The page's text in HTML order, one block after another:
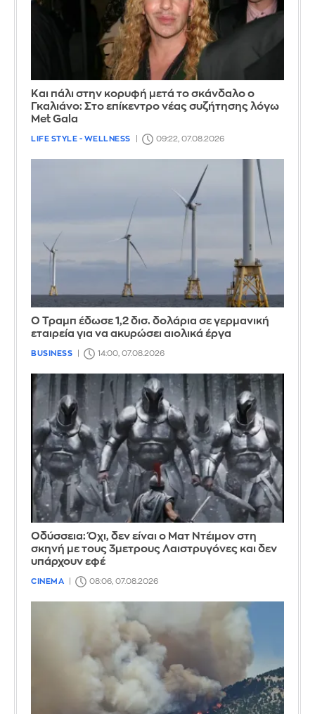
Και πάλι στην κορυφή μετά το σκάνδαλο ο
Γκαλιάνο: Στο επίκεντρο νέας συζήτησης λόγω
Met Gala
LIFE STYLE - WELLNESS 09:22, 07.08.2026
Ο Τραμπ έδωσε 1,2 δισ. δολάρια σε γερμανική
εταιρεία για να ακυρώσει αιολικά έργα
BUSINESS 14:00, 07.08.2026
Οδύσσεια: Όχι, δεν είναι ο Ματ Ντέιμον στη
σκηνή με τους 3μετρους Λαιστρυγόνες και δεν
υπάρχουν εφέ
CINEMA 08:06, 07.08.2026